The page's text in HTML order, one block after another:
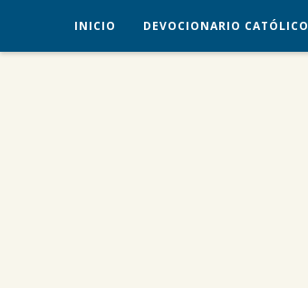
INICIO DEVOCIONARIO CATÓLICO